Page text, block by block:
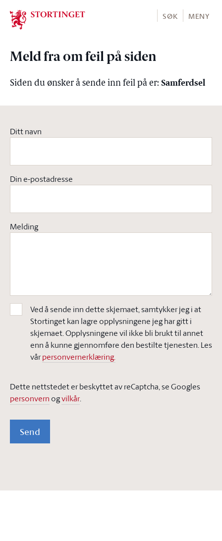
Stortinget.no
SØK MENY
Meld fra om feil på siden
Siden du ønsker å sende inn feil på er: Samferdsel
Ditt navn
Din e-postadresse
Melding
Ved å sende inn dette skjemaet, samtykker jeg i at
Stortinget kan lagre opplysningene jeg har gitt i
skjemaet. Opplysningene vil ikke bli brukt til annet
enn å kunne gjennomføre den bestilte tjenesten. Les
vårpersonvernerklæring.
Dette nettstedet er beskyttet av reCaptcha, se Googles
personvern ogvilkår.
Send